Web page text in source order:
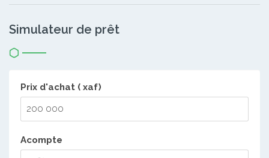
Simulateur de prêt
Prix d'achat ( xaf)
Acompte